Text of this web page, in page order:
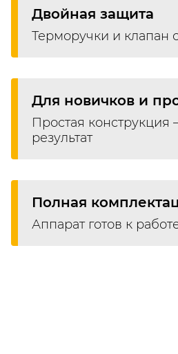
Двойная защита
Терморучки и клапан
Для новичков и
Простая
результат
Полная
Аппарат готов к